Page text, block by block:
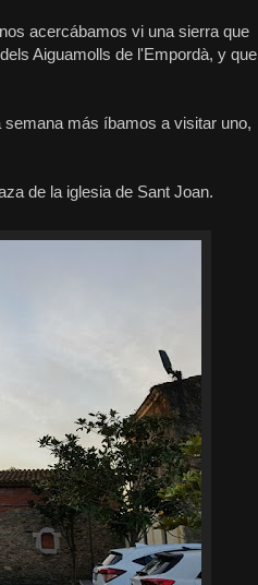
acercábamos vi una sierra que
Aiguamolls de l'Empordà, y que
más íbamos a visitar uno,
de la iglesia de Sant Joan.